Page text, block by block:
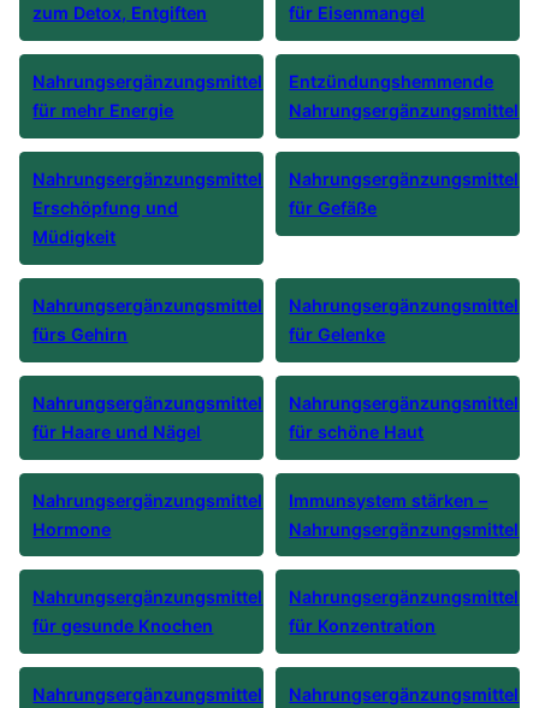
zum Detox, Entgiften für Eisenmangel
Nahrungsergänzungsmittel
für mehr Energie
Entzündungshemmende
Nahrungsergänzungsmittel
Nahrungsergänzungsmittel
Erschöpfung und
Müdigkeit
Nahrungsergänzungsmittel
für Gefäße
Nahrungsergänzungsmittel
fürs Gehirn
Nahrungsergänzungsmittel
für Gelenke
Nahrungsergänzungsmittel
für Haare und Nägel
Nahrungsergänzungsmittel
für schöne Haut
Nahrungsergänzungsmittel
Hormone
Immunsystem stärken –
Nahrungsergänzungsmittel
Nahrungsergänzungsmittel
für gesunde Knochen
Nahrungsergänzungsmittel
für Konzentration
Nahrungsergänzungsmittel
Nahrungsergänzungsmittel